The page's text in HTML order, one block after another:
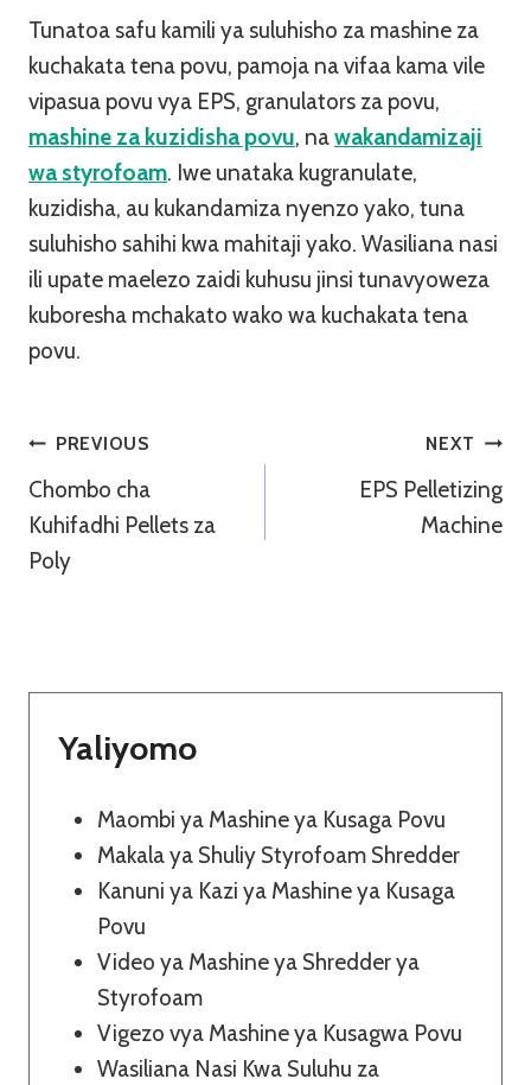
Tunatoa safu kamili ya suluhisho za mashine za
kuchakata tena povu, pamoja na vifaa kama vile
vipasua povu vya EPS, granulators za povu,
mashine za kuzidisha povu, nawakandamizaji
wa styrofoam. Iwe unataka kugranulate,
kuzidisha, au kukandamiza nyenzo yako, tuna
suluhisho sahihi kwa mahitaji yako. Wasiliana nasi
ili upate maelezo zaidi kuhusu jinsi tunavyoweza
kuboresha mchakato wako wa kuchakata tena
povu.
Urambazaji
Wa
Chapisho
PREVIOUS
Chombo cha
Kuhifadhi Pellets za
Poly
NEXT
EPS Pelletizing
Machine
Yaliyomo
Maombi ya Mashine ya Kusaga Povu
Makala ya Shuliy Styrofoam Shredder
Kanuni ya Kazi ya Mashine ya Kusaga
Povu
Video ya Mashine ya Shredder ya
Styrofoam
Vigezo vya Mashine ya Kusagwa Povu
Wasiliana Nasi Kwa Suluhu za